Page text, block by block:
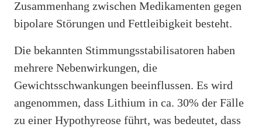
Zusammenhang zwischen Medikamenten gegen
bipolare Störungen und Fettleibigkeit besteht.
Die bekannten Stimmungsstabilisatoren haben
mehrere Nebenwirkungen, die
Gewichtsschwankungen beeinflussen. Es wird
angenommen, dass Lithium in ca. 30% der Fälle
zu einer Hypothyreose führt, was bedeutet, dass